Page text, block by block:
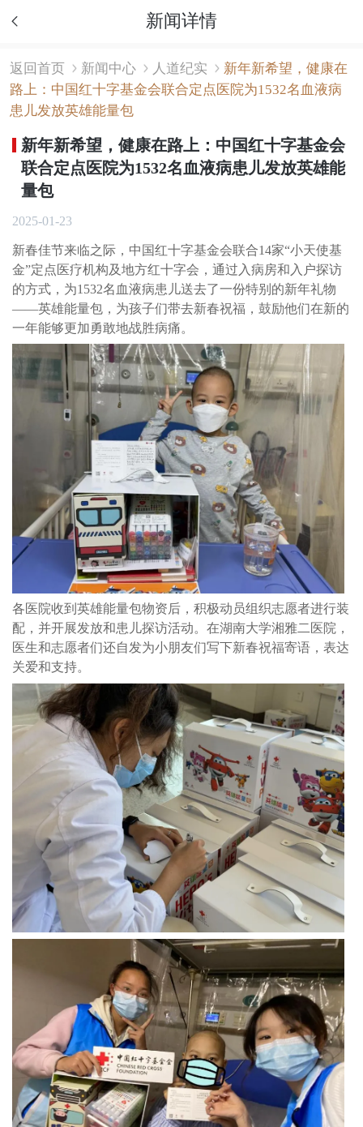
新闻详情
返回首页 新闻中心 人道纪实
新年新希望，健康在
路上：中国红十字基金会联合定点医院为1532名血液病
患儿发放英雄能量包
新年新希望，健康在路上：中国红十字基金会
联合定点医院为1532名血液病患儿发放英雄能
量包
2025-01-23
新春佳节来临之际，中国红十字基金会联合14家“小天使基
金”定点医疗机构及地方红十字会，通过入病房和入户探访
的方式，为1532名血液病患儿送去了一份特别的新年礼物
——英雄能量包，为孩子们带去新春祝福，鼓励他们在新的
一年能够更加勇敢地战胜病痛。
各医院收到英雄能量包物资后，积极动员组织志愿者进行装
配，并开展发放和患儿探访活动。在湖南大学湘雅二医院，
医生和志愿者们还自发为小朋友们写下新春祝福寄语，表达
关爱和支持。